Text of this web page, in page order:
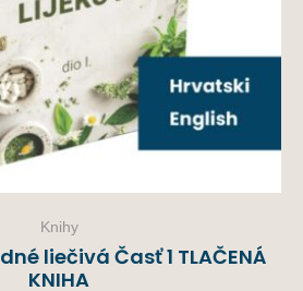
Knihy
liečivá Časť 1 TLAČENÁ
KNIHA